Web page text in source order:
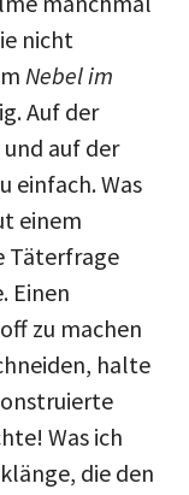
nicht
Nebel im
Auf der
auf der
einfach. Was
einem
Täterfrage
Einen
zu machen
halte
Was ich
die den